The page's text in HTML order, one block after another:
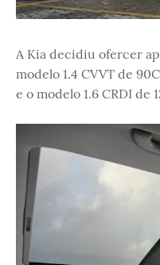
A Kia decidiu ofercer
modelo 1.4 CVVT de
e o modelo 1.6 CRDI de